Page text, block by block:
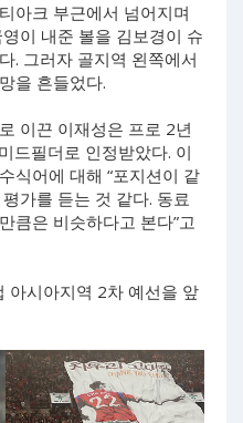
아크 부근에서 넘어지며
이 내준 볼을 김보경이 슈
. 그러자 골지역 왼쪽에서
을 흔들었다.
이끈 이재성은 프로 2년
드필더로 인정받았다. 이
식어에 대해 “포지션이 같
가를 듣는 것 같다. 동료
큼은 비슷하다고 본다”고
아시아지역 2차 예선을 앞